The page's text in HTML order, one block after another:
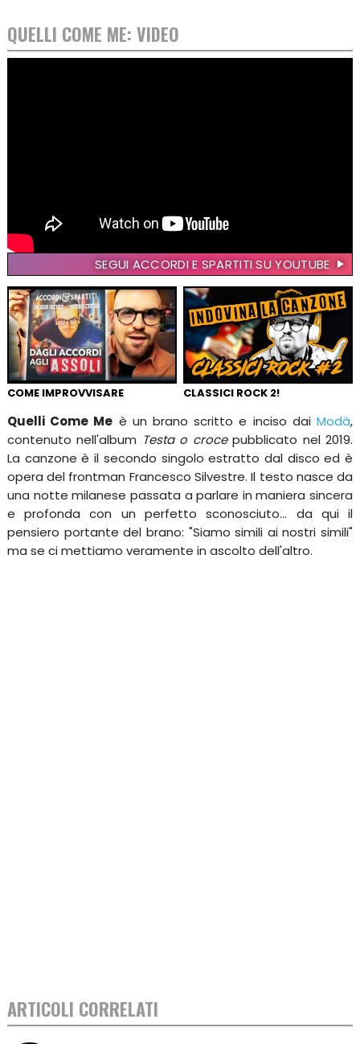
QUELLI COME ME: VIDEO
SEGUI ACCORDI E SPARTITI SU YOUTUBE
COME IMPROVVISARE CLASSICI ROCK 2!
Quelli Come Me è un brano scritto e inciso daiModà,
contenuto nell'album Testa o crocepubblicato nel 2019.
La canzone è il secondo singolo estratto dal disco ed è
opera del frontman Francesco Silvestre. Il testo nasce da
una notte milanese passata a parlare in maniera sincera
e profonda con un perfetto sconosciuto... da qui il
pensiero portante del brano: "Siamo simili ai nostri simili"
ma se ci mettiamo veramente in ascolto dell'altro.
ARTICOLI CORRELATI